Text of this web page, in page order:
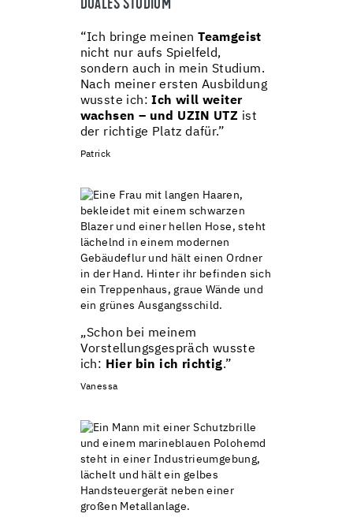
DUALES STUDIUM
“Ich bringe meinenTeamgeist
nicht nur aufs Spielfeld,
sondern auch in mein Studium.
Nach meiner ersten Ausbildung
wusste ich: Ich will weiter
wachsen – und UZIN UTZ ist
der richtige Platz dafür.”
Patrick
„Schon bei meinem
Vorstellungsgespräch wusste
ich: Hier bin ich richtig.”
Vanessa